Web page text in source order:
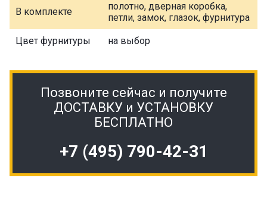
В комплекте
полотно, дверная коробка,
петли, замок, глазок, фурнитура
Цвет фурнитуры на выбор
Позвоните сейчас и получите
ДОСТАВКУ и УСТАНОВКУ
БЕСПЛАТНО
+7 (495) 790-42-31